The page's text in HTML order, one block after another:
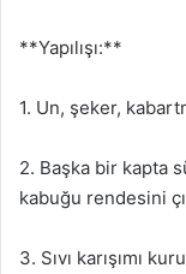
**Yapılışı:**
1. Un, şeker,
2. Başka bir kapta
kabuğu rendesini
3. Sıvı karışımı